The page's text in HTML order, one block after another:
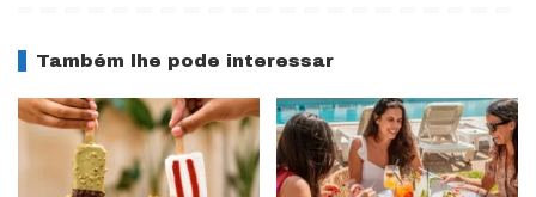
Também lhe pode interessar